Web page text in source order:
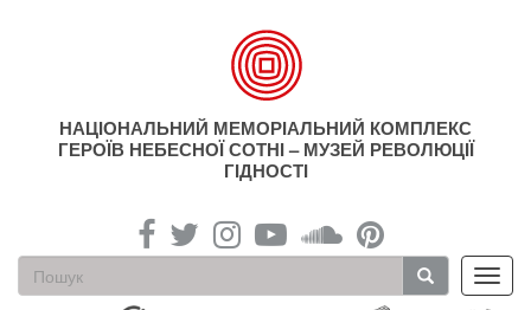
НАЦІОНАЛЬНИЙ МЕМОРІАЛЬНИЙ КОМПЛЕКС
ГЕРОЇВ НЕБЕСНОЇ СОТНІ – МУЗЕЙ РЕВОЛЮЦІЇ
ГІДНОСТІ
Пошукова